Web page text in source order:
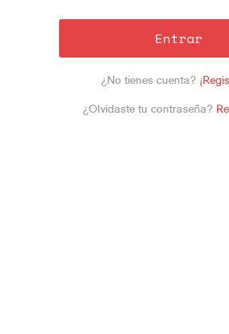
Entrar
¿No tienes cuenta?
¿Olvidaste tu contraseña?